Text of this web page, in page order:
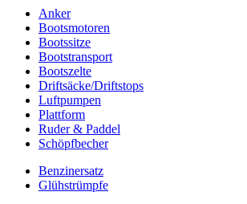
Anker
Bootsmotoren
Bootssitze
Bootstransport
Bootszelte
Driftsäcke/Driftstops
Luftpumpen
Plattform
Ruder & Paddel
Schöpfbecher
Benzinersatz
Glühstrümpfe